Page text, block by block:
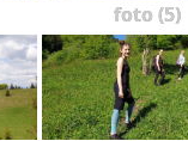
foto (5)